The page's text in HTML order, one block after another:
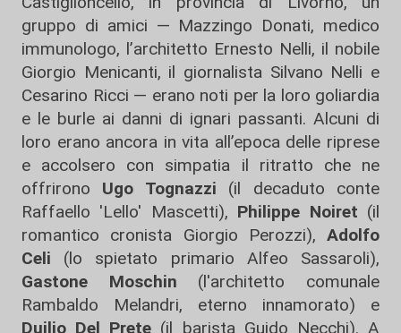
gruppo di amici — Mazzingo Donati, medico
immunologo, l’architetto Ernesto Nelli, il nobile
Giorgio Menicanti, il giornalista Silvano Nelli e
Cesarino Ricci — erano noti per la loro goliardia
e le burle ai danni di ignari passanti. Alcuni di
loro erano ancora in vita all’epoca delle riprese
e accolsero con simpatia il ritratto che ne
offrirono Ugo Tognazzi (il decaduto conte
Raffaello 'Lello' Mascetti), Philippe Noiret (il
romantico cronista Giorgio Perozzi), Adolfo
Celi (lo spietato primario Alfeo Sassaroli),
Gastone Moschin (l'architetto comunale
Rambaldo Melandri, eterno innamorato) e
Duilio Del Prete (il barista Guido Necchi). A